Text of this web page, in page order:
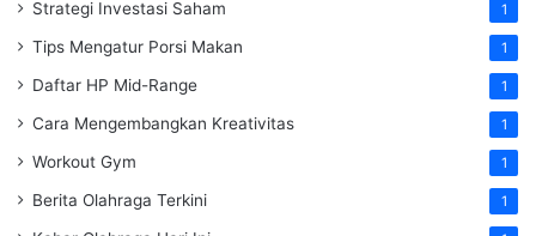
Strategi Investasi Saham 1
Tips Mengatur Porsi Makan 1
Daftar HP Mid-Range 1
Cara Mengembangkan Kreativitas 1
Workout Gym 1
Berita Olahraga Terkini 1